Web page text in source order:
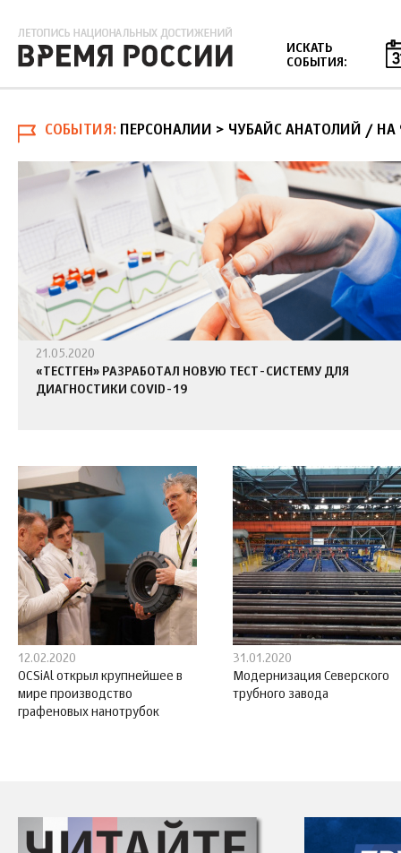
ИСКАТЬ
СОБЫТИЯ:
СОБЫТИЯ ПЕРСОНАЛИИ > ЧУБАЙС АНАТОЛИЙ / НА
21.05.2020
«ТЕСТГЕН» РАЗРАБОТАЛ НОВУЮ ТЕСТ-СИСТЕМУ ДЛЯ
ДИАГНОСТИКИ COVID-19
12.02.2020
OCSiAl открыл крупнейшее в
мире производство
графеновых нанотрубок
31.01.2020
Модернизация Северского
трубного завода